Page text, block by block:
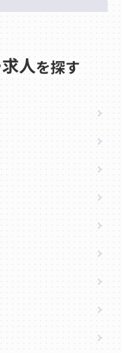
人を探す